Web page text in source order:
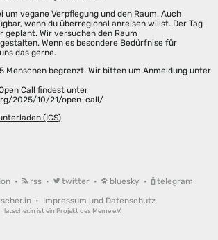
um vegane Verpflegung und den Raum. Auch
wenn du überregional anreisen willst. Der Tag
geplant. Wir versuchen den Raum
Wenn es besondere Bedürfnise für
das gerne.
Menschen begrenzt. Wir bitten um Anmeldung unter
Call findest unter
2025/10/21/open-call/
(ICS)
• rss • twitter • bluesky •
telegram
• Impressum und Datenschutz
latscher.in ist ein Projekt des Meme e.V.